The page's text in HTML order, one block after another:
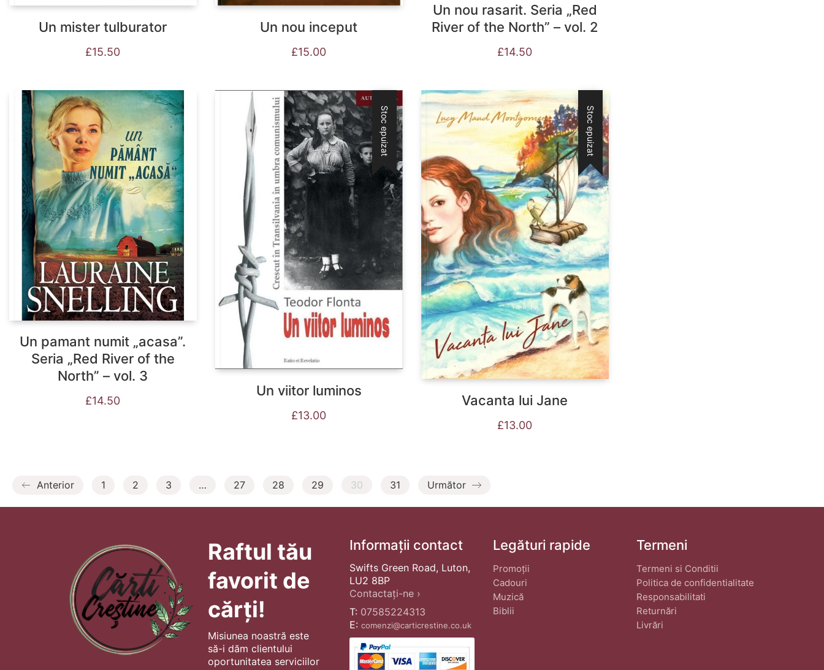
Un mister tulburator
£15.50
Un nou inceput
£15.00
Un nou rasarit. Seria „Red
River of the North” – vol. 2
£14.50
Un pamant numit „acasa”.
Seria „Red River of the
North” – vol. 3
£14.50
Stoc epuizat
Un viitor luminos
£13.00
Stoc epuizat
Vacanta lui Jane
£13.00
Anterior 1 2 3 … 27 28 29 30 31 Următor
Raftul tău
favorit de
cărți!
Misiunea noastră este
să-i dăm clientului
oportunitatea serviciilor
Informații contact
Swifts Green Road, Luton,
LU2 8BP
Contactați-ne ›
T: 07585224313
E: comenzi@carticrestine.co.uk
Legături rapide
Promoții
Cadouri
Muzică
Biblii
Termeni
Termeni si Conditii
Politica de confidentialitate
Responsabilitati
Returnări
Livrări